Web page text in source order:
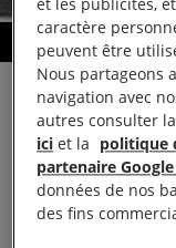
La vie
et les publicités,
caractère
peuvent être
Nous partageons
navigation avec
autres consulter la
ici et la politique
partenaire
données de nos
des fins